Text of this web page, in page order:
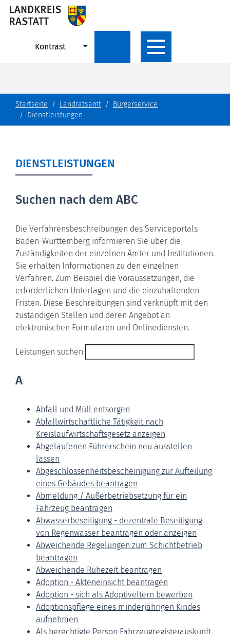
Kontrast
Startseite Landratsamt
Bürgerservice
Dienstleistungen
DIENSTLEISTUNGEN
Suchen nach dem ABC
Die Verfahrensbeschreibungen des Serviceportals
Baden-Württemberg informieren Sie über die
Zuständigkeiten der einzelnen Ämter und Institutionen.
Sie erhalten Informationen zu den einzelnen
Verfahren. Zum Beispiel die Voraussetzungen, die
erforderlichen Unterlagen und die einzuhaltenden
Fristen. Diese Beschreibungen sind verknüpft mit den
zuständigen Stellen und deren Angebot an
elektronischen Formularen und Onlinediensten.
Leistungen suchen
A
Abfall und Müll entsorgen
Abfallwirtschaftliche Tätigkeit nach
Kreislaufwirtschaftsgesetz anzeigen
Abgelaufenen Führerschein neu ausstellen
lassen
Abgeschlossenheitsbescheinigung zur Aufteilung
eines Gebäudes beantragen
Abmeldung / Außerbetriebsetzung für ein
Fahrzeug beantragen
Abwasserbeseitigung - dezentrale Beseitigung
von Regenwasser beantragen oder anzeigen
Abweichende Regelungen zum Schichtbetrieb
beantragen
Abweichende Ruhezeit beantragen
Adoption - Akteneinsicht beantragen
Adoption - sich als Adoptiveltern bewerben
Adoptionspflege eines minderjährigen Kindes
aufnehmen
Als berechtigte Person Fahrzeugregisterauskunft